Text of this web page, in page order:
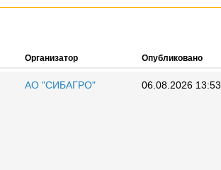
Организатор Опубликовано
АО "СИБАГРО" 06.08.2026 13:53